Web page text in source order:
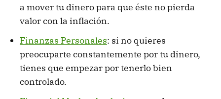
a mover tu dinero para que éste no pierda
valor con la inflación.
Finanzas Personales: si no quieres
preocuparte constantemente por tu dinero,
tienes que empezar por tenerlo bien
controlado.